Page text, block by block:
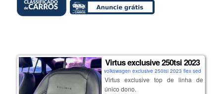
Virtus exclusive 250tsi 2023
volkswagen exclusive 250tsi 2023 flex sedan
Virtus exclusive top de linha de
único dono.